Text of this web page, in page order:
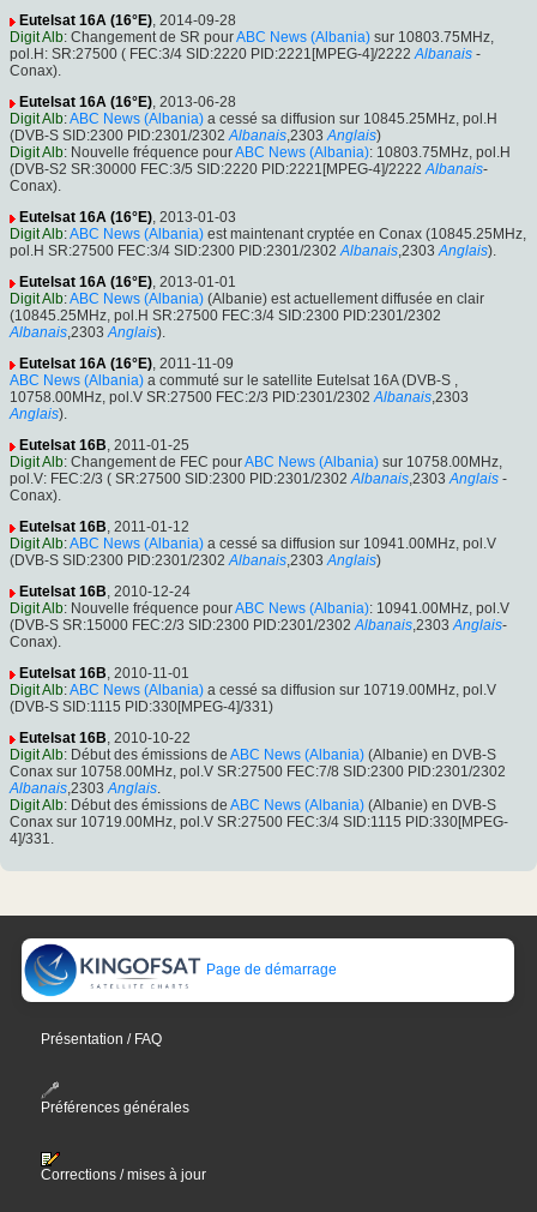
Eutelsat 16A (16°E), 2014-09-28
Digit Alb: Changement de SR pourABC News (Albania) sur 10803.75MHz,
pol.H: SR:27500 ( FEC:3/4 SID:2220 PID:2221[MPEG-4]/2222 Albanais -
Conax).
Eutelsat 16A (16°E), 2013-06-28
Digit Alb:ABC News (Albania) a cessé sa diffusion sur 10845.25MHz, pol.H
(DVB-S SID:2300 PID:2301/2302 Albanais,2303 Anglais)
Digit Alb: Nouvelle fréquence pourABC News (Albania): 10803.75MHz, pol.H
(DVB-S2 SR:30000 FEC:3/5 SID:2220 PID:2221[MPEG-4]/2222 Albanais-
Conax).
Eutelsat 16A (16°E), 2013-01-03
Digit Alb:ABC News (Albania) est maintenant cryptée en Conax (10845.25MHz,
pol.H SR:27500 FEC:3/4 SID:2300 PID:2301/2302 Albanais,2303 Anglais).
Eutelsat 16A (16°E), 2013-01-01
Digit Alb:ABC News (Albania) (Albanie) est actuellement diffusée en clair
(10845.25MHz, pol.H SR:27500 FEC:3/4 SID:2300 PID:2301/2302
Albanais,2303 Anglais).
Eutelsat 16A (16°E), 2011-11-09
ABC News (Albania) a commuté sur le satellite Eutelsat 16A (DVB-S ,
10758.00MHz, pol.V SR:27500 FEC:2/3 PID:2301/2302 Albanais,2303
Anglais).
Eutelsat 16B, 2011-01-25
Digit Alb: Changement de FEC pourABC News (Albania) sur 10758.00MHz,
pol.V: FEC:2/3 ( SR:27500 SID:2300 PID:2301/2302 Albanais,2303 Anglais -
Conax).
Eutelsat 16B, 2011-01-12
Digit Alb:ABC News (Albania) a cessé sa diffusion sur 10941.00MHz, pol.V
(DVB-S SID:2300 PID:2301/2302 Albanais,2303 Anglais)
Eutelsat 16B, 2010-12-24
Digit Alb: Nouvelle fréquence pourABC News (Albania): 10941.00MHz, pol.V
(DVB-S SR:15000 FEC:2/3 SID:2300 PID:2301/2302 Albanais,2303 Anglais-
Conax).
Eutelsat 16B, 2010-11-01
Digit Alb:ABC News (Albania) a cessé sa diffusion sur 10719.00MHz, pol.V
(DVB-S SID:1115 PID:330[MPEG-4]/331)
Eutelsat 16B, 2010-10-22
Digit Alb: Début des émissions de ABC News (Albania) (Albanie) en DVB-S
Conax sur 10758.00MHz, pol.V SR:27500 FEC:7/8 SID:2300 PID:2301/2302
Albanais,2303 Anglais.
Digit Alb: Début des émissions de ABC News (Albania) (Albanie) en DVB-S
Conax sur 10719.00MHz, pol.V SR:27500 FEC:3/4 SID:1115 PID:330[MPEG-
4]/331.
Page de démarrage
Présentation / FAQ
Préférences générales
Corrections / mises à jour